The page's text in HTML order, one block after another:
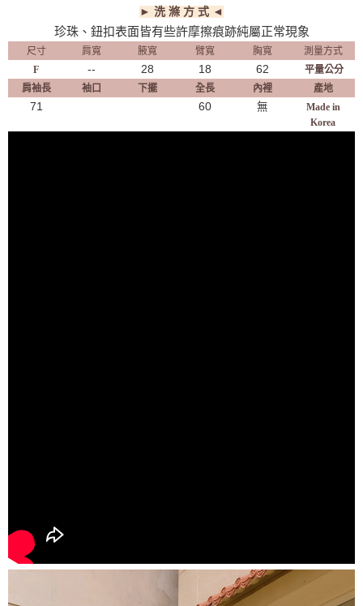
► 洗 滌 方 式 ◄
珍珠、鈕扣表面皆有些許摩擦痕跡純屬正常現象
尺寸 肩寬 腋寬 臂寬 胸寬
測量方式
F
-- 28 18 62
平量公分
肩袖長
袖口 下擺 全長 內裡 產地
71 60 無
Made in
Korea